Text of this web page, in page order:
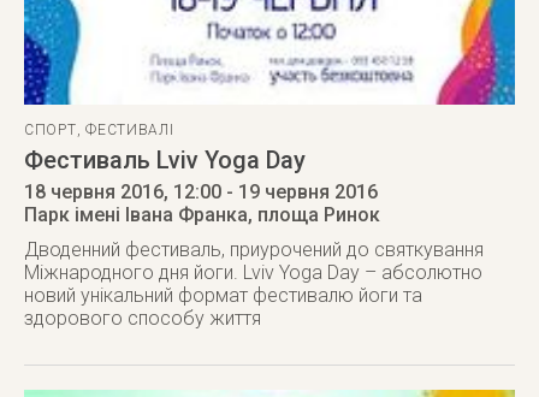
СПОРТ,ФЕСТИВАЛІ
Фестиваль Lviv Yoga Day
18 червня 2016, 12:00 - 19 червня 2016
Парк імені Івана Франка, площа Ринок
Дводенний фестиваль, приурочений до святкування
Міжнародного дня йоги. Lviv Yoga Day – абсолютно
новий унікальний формат фестивалю йоги та
здорового способу життя